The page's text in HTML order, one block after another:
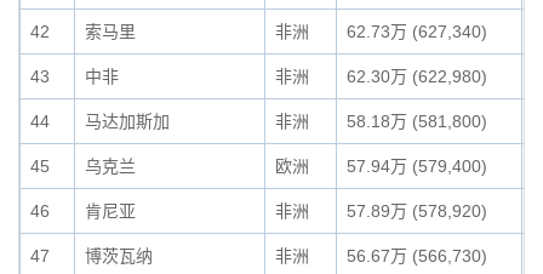
42 索马里 非洲 62.73万 (627,340)
43 中非 非洲 62.30万 (622,980)
44 马达加斯加 非洲 58.18万 (581,800)
45 乌克兰 欧洲 57.94万 (579,400)
46 肯尼亚 非洲 57.89万 (578,920)
47 博茨瓦纳 非洲 56.67万 (566,730)